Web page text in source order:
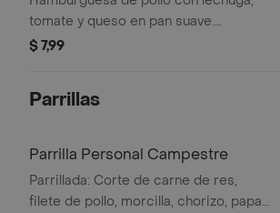
tomate y queso en pan suave.
Acompañada de papas fritas.
$ 7,99
Parrillas
Parrilla Personal Campestre
Parrillada: Corte de carne de res,
filete de pollo, morcilla, chorizo, papas